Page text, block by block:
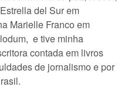
del Sur em
Marielle Franco em
e tive minha
contada em livros
de jornalismo e por